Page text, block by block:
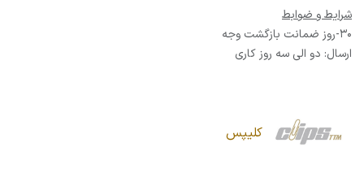
شرایط و ضوابط
30-روز ضمانت بازگشت وجه
ارسال: دو الی سه روز کاری
کلیپس